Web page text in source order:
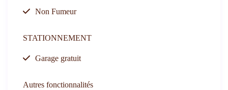
Non Fumeur
STATIONNEMENT
Garage gratuit
Autres fonctionnalités